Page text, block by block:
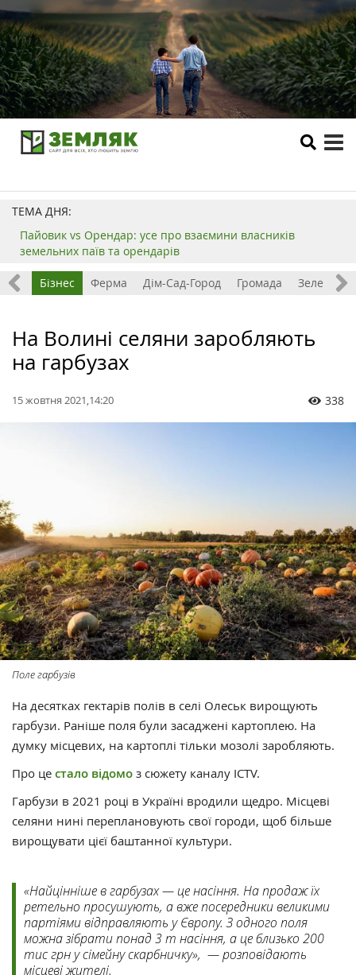
ТЕМА ДНЯ:
Пайовик vs Орендар: усе про взаємини власників
земельних паїв та орендарів
Бізнес Ферма Дім-Сад-Город Громада Зелений
На Волині селяни заробляють
на гарбузах
15 жовтня 2021,14:20 338
Поле гарбузів
На десятках гектарів полів в селі Олеськ вирощують
гарбузи. Раніше поля були засаджені картоплею. На
думку місцевих, на картоплі тільки мозолі заробляють.
Про це стало відомо з сюжету каналу ICTV.
Гарбузи в 2021 році в Україні вродили щедро. Місцеві
селяни нині переплановують свої городи, щоб більше
вирощувати цієї баштанної культури.
«Найцінніше в гарбузах — це насіння. На продаж їх
ретельно просушують, а вже посередники великими
партіями відправляють у Європу. З одного поля
можна зібрати понад 3 т насіння, а це близько 200
тис грн у сімейну скарбничку», — розповідають
місцеві жителі.